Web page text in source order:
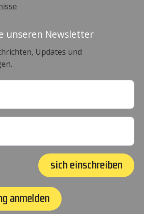
unseren Newsletter
Updates und
sich einschreiben
anmelden